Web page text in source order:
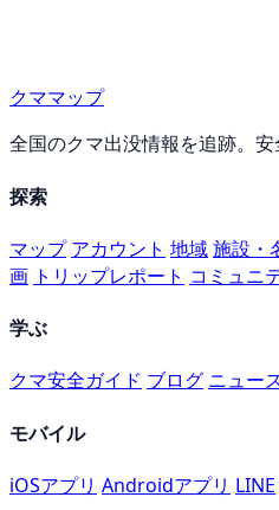
クママップ
全国のクマ出没情報を追跡。安
探索
マップ アカウント 地域施設・
画 トリップレポート コミュニ
学ぶ
クマ安全ガイド ブログ ニュー
モバイル
iOSアプリ Androidアプリ LINE